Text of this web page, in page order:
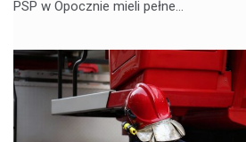
PSP w Opocznie mieli pełne…